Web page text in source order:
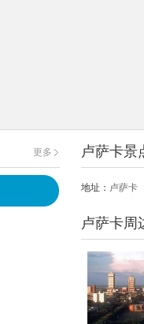
更多 卢萨卡景
地址： 卢萨卡
卢萨卡周